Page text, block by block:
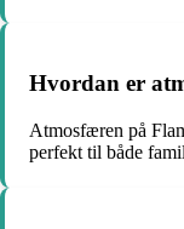
Hvordan er
Atmosfæren på
perfekt til både